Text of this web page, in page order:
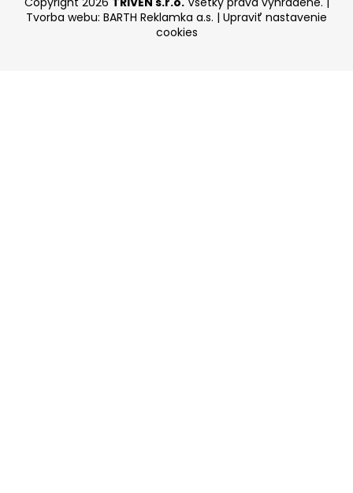
Tvorba webu: BARTH Reklamka a.s. | Upraviť nastavenie
cookies